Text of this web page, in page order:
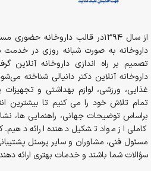
تصمیم بر راه اندازی داروخانه آنلاین
داروخانه آنلاین دکتر دانیالی شناخته
غذایی، ورزشی، لوازم بهداشتی و
تمام تلاش خود را می کنیم تا بیشترین
براساس توضیحات جهانی، راهنمایی ها،
کاملی از مواد تشکیل دهنده ارائه
مسئول فنی، مشاوران و سایر پرسنل
سؤالات شما باشند و خدمات بهتری ارائه